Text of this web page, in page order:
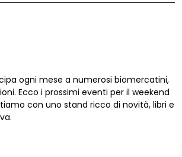
ogni mese a numerosi biomercatini,
Ecco i prossimi eventi per il weekend
con uno stand ricco di novità, libri e